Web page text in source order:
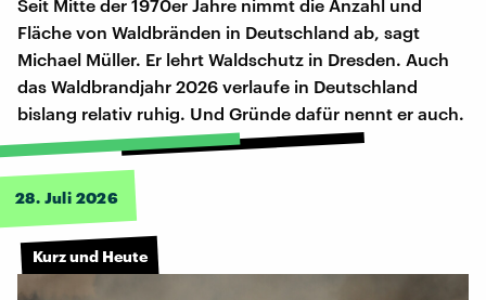
Seit Mitte der 1970er Jahre nimmt die Anzahl und
Fläche von Waldbränden in Deutschland ab, sagt
Michael Müller. Er lehrt Waldschutz in Dresden. Auch
das Waldbrandjahr 2026 verlaufe in Deutschland
bislang relativ ruhig. Und Gründe dafür nennt er auch.
28. Juli 2026
Kurz und Heute